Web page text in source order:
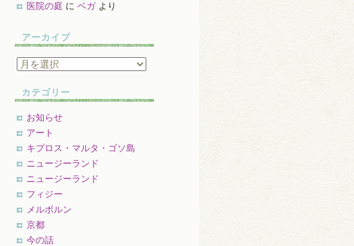
医院の庭 に ベガより
アーカイブ
ア
カ
イ
ブ
カテゴリー
お知らせ
アート
キプロス・マルタ・ゴソ島
ニュージーランド
ニュージーランド
フィジー
メルボルン
京都
今の話